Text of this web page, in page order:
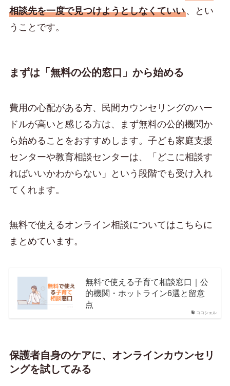
相談先を一度で見つけようとしなくていい、とい
うことです。
まずは「無料の公的窓口」から始める
費用の心配がある方、民間カウンセリングのハー
ドルが高いと感じる方は、まず無料の公的機関か
ら始めることをおすすめします。子ども家庭支援
センターや教育相談センターは、「どこに相談す
ればいいかわからない」という段階でも受け入れ
てくれます。
無料で使えるオンライン相談についてはこちらに
まとめています。
ココシェル
無料で使える子育て相談窓口｜公
的機関・ホットライン6選と留意
点
保護者自身のケアに、オンラインカウンセリ
ングを試してみる